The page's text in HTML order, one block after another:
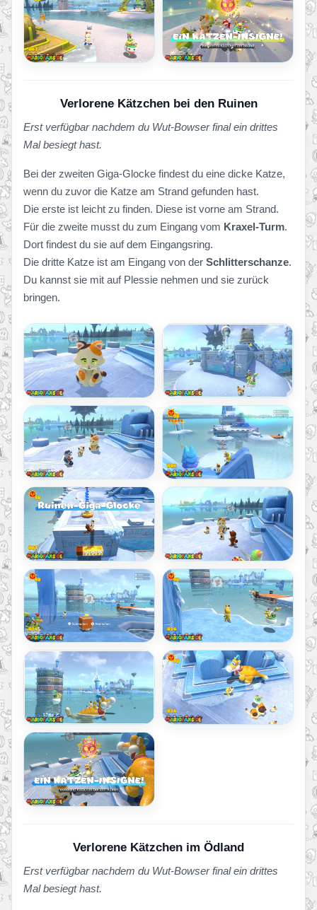
Verlorene Kätzchen bei den Ruinen
Erst verfügbar nachdem du Wut-Bowser final ein drittes
Mal besiegt hast.
Bei der zweiten Giga-Glocke findest du eine dicke Katze,
wenn du zuvor die Katze am Strand gefunden hast.
Die erste ist leicht zu finden. Diese ist vorne am Strand.
Für die zweite musst du zum Eingang vom Kraxel-Turm.
Dort findest du sie auf dem Eingangsring.
Die dritte Katze ist am Eingang von der Schlitterschanze.
Du kannst sie mit auf Plessie nehmen und sie zurück
bringen.
Verlorene Kätzchen im Ödland
Erst verfügbar nachdem du Wut-Bowser final ein drittes
Mal besiegt hast.